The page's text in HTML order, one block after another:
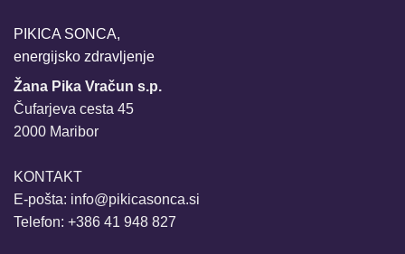
PIKICA SONCA,
energijsko zdravljenje
Žana Pika Vračun s.p.
Čufarjeva cesta 45
2000 Maribor
KONTAKT
E-pošta: info@pikicasonca.si
Telefon: +386 41 948 827